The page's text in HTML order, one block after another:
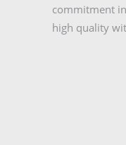
commitment
high quality